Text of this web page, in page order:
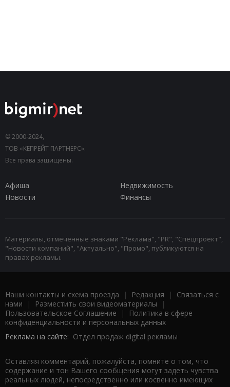
© 2000-2024,
ТОВ «КЕПРЕЙТ ПАРТНЕРС».
Все права защищены.
Афиша
Недвижимость
Новости
Финансы
Материалы, отмеченные знаками "Реклама", "PR", "Спецпроект",
"Новости компаний", "Актуально", "Промо", публикуются на
правах рекламы.
Наши контакты и схема проезда | Редакция | Связаться с
нами | Разместить свои видеоматериалы |
Пользовательское Соглашение |
Политика в сфере
конфиденциальности и персональных данных
Реклама на сайте: Отдел продаж digital рекламы
Оставляя комментарий, пожалуйста, помните о том, что
содержание и тон Вашего сообщения могут задеть чувства
реальных людей, непосредственно или косвенно имеющих